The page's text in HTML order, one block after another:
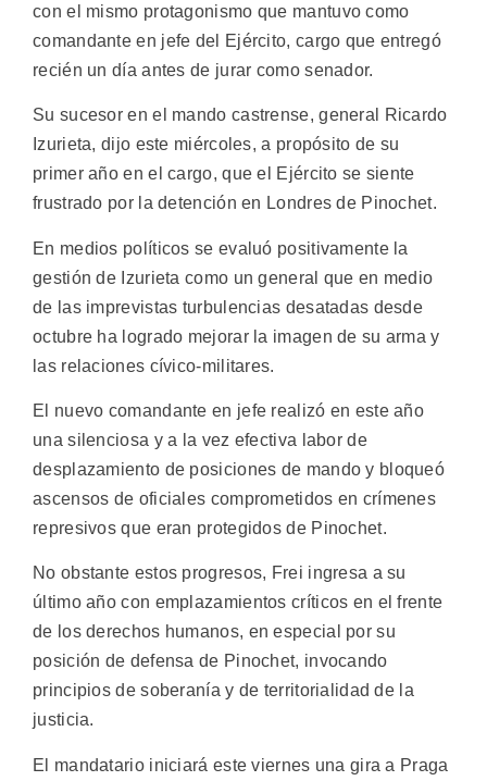
con el mismo protagonismo que mantuvo como
comandante en jefe del Ejército, cargo que entregó
recién un día antes de jurar como senador.
Su sucesor en el mando castrense, general Ricardo
Izurieta, dijo este miércoles, a propósito de su
primer año en el cargo, que el Ejército se siente
frustrado por la detención en Londres de Pinochet.
En medios políticos se evaluó positivamente la
gestión de Izurieta como un general que en medio
de las imprevistas turbulencias desatadas desde
octubre ha logrado mejorar la imagen de su arma y
las relaciones cívico-militares.
El nuevo comandante en jefe realizó en este año
una silenciosa y a la vez efectiva labor de
desplazamiento de posiciones de mando y bloqueó
ascensos de oficiales comprometidos en crímenes
represivos que eran protegidos de Pinochet.
No obstante estos progresos, Frei ingresa a su
último año con emplazamientos críticos en el frente
de los derechos humanos, en especial por su
posición de defensa de Pinochet, invocando
principios de soberanía y de territorialidad de la
justicia.
El mandatario iniciará este viernes una gira a Praga